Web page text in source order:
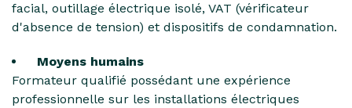
facial, outillage électrique isolé, VAT (vérificateur
d'absence de tension) et dispositifs de condamnation.
Moyens humains
Formateur qualifié possédant une expérience
professionnelle sur les installations électriques